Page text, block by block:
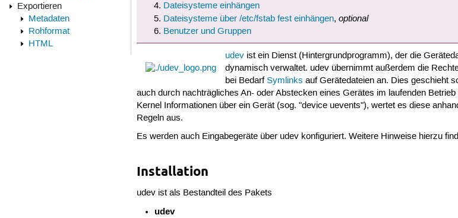
Exportieren
Metadaten
Rohformat
HTML
Dateisysteme einhängen
Dateisysteme über /etc/fstab fest einhängen, optional
Benutzer und Gruppen
udevist ein Dienst (Hintergrundprogramm), der die
dynamisch verwaltet. udev übernimmt außerdem die
bei BedarfSymlinks auf Gerätedateien an. Dies geschieht
auch durch nachträgliches An- oder Abstecken eines Gerätes im laufenden Betrieb
Kernel Informationen über ein Gerät (sog. "device uevents"), wertet es diese
Regeln aus.
Es werden auch Eingabegeräte über udev konfiguriert. Weitere Hinweise hierzu
Installation
udev ist als Bestandteil des Pakets
udev